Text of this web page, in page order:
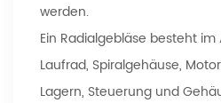
werden.
Ein Radialgebläse besteht
Laufrad, Spiralgehäuse,
Lagern, Steuerung und